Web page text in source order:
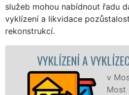
služeb mohou nabídnout řadu
vyklízení a likvidace
rekonstrukcí.
PRÁCE MOST
v Mostě a celém okrese
Most zajišťujeme služby